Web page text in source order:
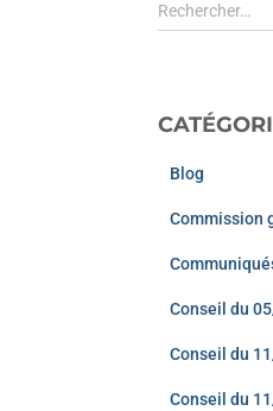
Rechercher…
Blog
Commission
Conseil du
Conseil du
Conseil du